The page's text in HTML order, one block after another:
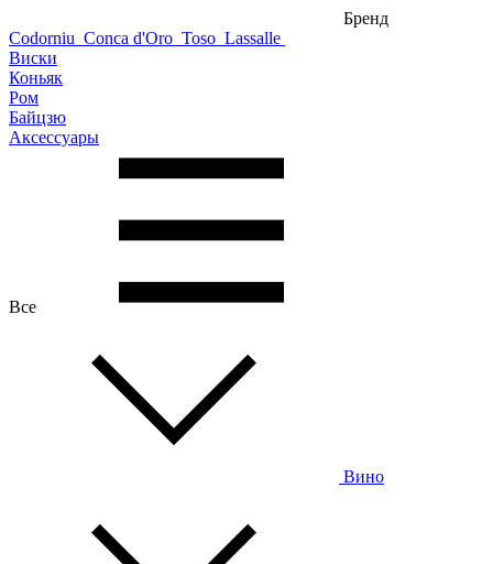
Бренд
Codorniu Conca d'Oro Toso Lassalle
Виски
Коньяк
Ром
Байцзю
Аксессуары
Все
Вино